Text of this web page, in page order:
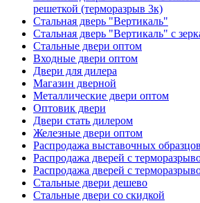
решеткой (терморазрыв 3к)
Стальная дверь "Вертикаль"
Стальная дверь "Вертикаль" с
Стальные двери оптом
Входные двери оптом
Двери для дилера
Магазин дверной
Металлические двери оптом
Оптовик двери
Двери стать дилером
Железные двери оптом
Распродажа выставочных
Распродажа дверей с
Распродажа дверей с
Стальные двери дешево
Стальные двери со скидкой